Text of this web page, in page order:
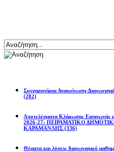
Συγχαρητήρια Ανακοίνωση-
(282)
Αποτελέσματα Κλήρωσης Εισαγωγής
2026-27: ΠΕΙΡΑΜΑΤΙΚΟ
ΚΑΡΑΜΑΝΛΗΣ (336)
Θέματα και λύσεις διαγωνισμού